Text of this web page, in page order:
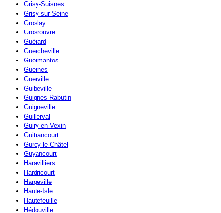
Grisy-Suisnes
Grisy-sur-Seine
Groslay
Grosrouvre
Guérard
Guercheville
Guermantes
Guernes
Guerville
Guibeville
Guignes-Rabutin
Guigneville
Guillerval
Guiry-en-Vexin
Guitrancourt
Gurcy-le-Châtel
Guyancourt
Haravilliers
Hardricourt
Hargeville
Haute-Isle
Hautefeuille
Hédouville